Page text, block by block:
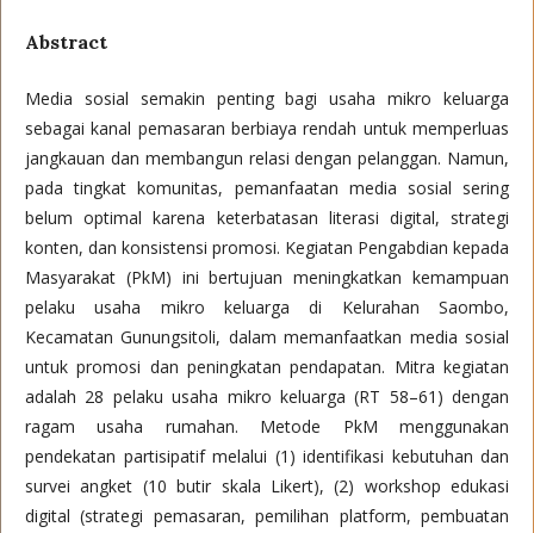
Abstract
Media sosial semakin penting bagi usaha mikro keluarga
sebagai kanal pemasaran berbiaya rendah untuk memperluas
jangkauan dan membangun relasi dengan pelanggan. Namun,
pada tingkat komunitas, pemanfaatan media sosial sering
belum optimal karena keterbatasan literasi digital, strategi
konten, dan konsistensi promosi. Kegiatan Pengabdian kepada
Masyarakat (PkM) ini bertujuan meningkatkan kemampuan
pelaku usaha mikro keluarga di Kelurahan Saombo,
Kecamatan Gunungsitoli, dalam memanfaatkan media sosial
untuk promosi dan peningkatan pendapatan. Mitra kegiatan
adalah 28 pelaku usaha mikro keluarga (RT 58–61) dengan
ragam usaha rumahan. Metode PkM menggunakan
pendekatan partisipatif melalui (1) identifikasi kebutuhan dan
survei angket (10 butir skala Likert), (2) workshop edukasi
digital (strategi pemasaran, pemilihan platform, pembuatan